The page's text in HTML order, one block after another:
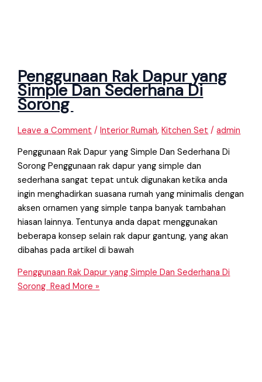
Penggunaan Rak Dapur yang
Simple Dan Sederhana Di
Sorong
Leave a Comment /Interior Rumah,Kitchen Set /admin
Penggunaan Rak Dapur yang Simple Dan Sederhana Di
Sorong Penggunaan rak dapur yang simple dan
sederhana sangat tepat untuk digunakan ketika anda
ingin menghadirkan suasana rumah yang minimalis dengan
aksen ornamen yang simple tanpa banyak tambahan
hiasan lainnya. Tentunya anda dapat menggunakan
beberapa konsep selain rak dapur gantung, yang akan
dibahas pada artikel di bawah
Penggunaan Rak Dapur yang Simple Dan Sederhana Di
Sorong Read More »